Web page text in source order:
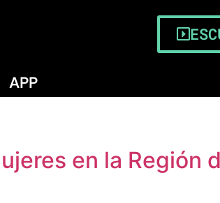
APP
en la Región